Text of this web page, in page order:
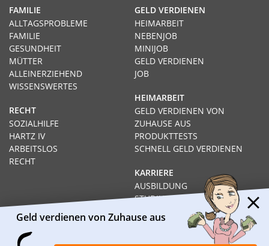
GELD VERDIENEN
HEIMARBEIT
NEBENJOB
MINIJOB
GELD VERDIENEN
JOB
HEIMARBEIT
GELD VERDIENEN VON
ZUHAUSE AUS
PRODUKTTESTS
SCHNELL GELD VERDIENEN
KARRIERE
AUSBILDUNG
STUDIUM
GEHÄLTER
FAMILIE
ALLTAGSPROBLEME
FAMILIE
GESUNDHEIT
MÜTTER
ALLEINERZIEHEND
WISSENSWERTES
RECHT
SOZIALHILFE
HARTZ IV
ARBEITSLOS
RECHT
Geld verdienen von Zuhause aus